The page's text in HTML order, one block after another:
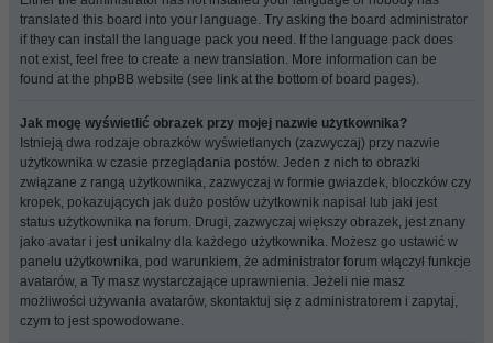
translated this board into your language. Try asking the board administrator
if they can install the language pack you need. If the language pack does
not exist, feel free to create a new translation. More information can be
found at the phpBB website (see link at the bottom of board pages).
Jak mogę wyświetlić obrazek przy mojej nazwie użytkownika?
Istnieją dwa rodzaje obrazków wyświetlanych (zazwyczaj) przy nazwie
użytkownika w czasie przeglądania postów. Jeden z nich to obrazki
związane z rangą użytkownika, zazwyczaj w formie gwiazdek, bloczków czy
kropek, pokazujących jak dużo postów użytkownik napisał lub jaki jest
status użytkownika na forum. Drugi, zazwyczaj większy obrazek, jest znany
jako avatar i jest unikalny dla każdego użytkownika. Możesz go ustawić w
panelu użytkownika, pod warunkiem, że administrator forum włączył funkcje
avatarów, a Ty masz wystarczające uprawnienia. Jeżeli nie masz
możliwości używania avatarów, skontaktuj się z administratorem i zapytaj,
czym to jest spowodowane.